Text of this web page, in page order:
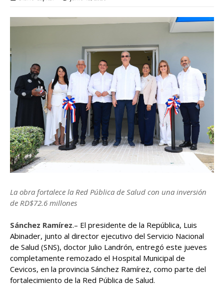
La obra fortalece la Red Pública de Salud con una inversión
de RD$72.6 millones
Sánchez Ramírez.– El presidente de la República, Luis
Abinader, junto al director ejecutivo del Servicio Nacional
de Salud (SNS), doctor Julio Landrón, entregó este jueves
completamente remozado el Hospital Municipal de
Cevicos, en la provincia Sánchez Ramírez, como parte del
fortalecimiento de la Red Pública de Salud.